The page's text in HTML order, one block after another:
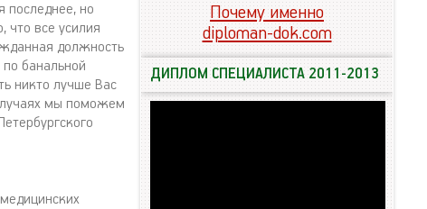
последнее, но
что все усилия
должность
банальной
никто лучше Вас
мы поможем
Почему именно
diploman-dok.com
ДИПЛОМ СПЕЦИАЛИСТА 2011-2013